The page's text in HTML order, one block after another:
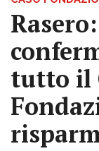
tutto il